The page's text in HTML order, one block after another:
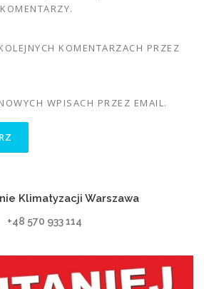
KOMENTARZACH PRZEZ
WPISACH PRZEZ EMAIL.
Klimatyzacji Warszawa
+48 570 933 114